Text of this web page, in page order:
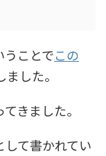
うことでこの
した。
きました。
て書かれてい